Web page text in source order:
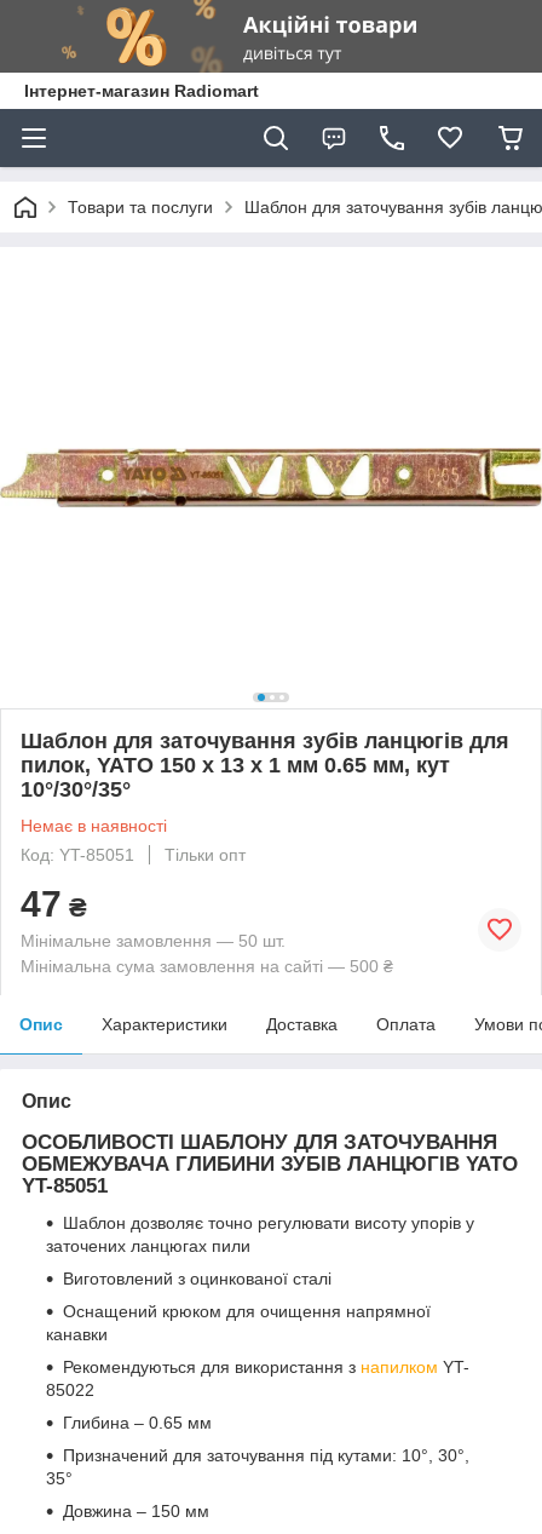
Інтернет-магазин Radiomart
Товари та послуги Шаблон для заточування зубів
Шаблон для заточування зубів ланцюгів для
пилок, YATO 150 х 13 х 1 мм 0.65 мм, кут
10°/30°/35°
Немає в наявності
Код: YT-85051
Тільки опт
47 ₴
Мінімальне замовлення — 50 шт.
Мінімальна сума замовлення на сайті — 500 ₴
Опис Характеристики Доставка Оплата Умови
Опис
ОСОБЛИВОСТІ ШАБЛОНУ ДЛЯ ЗАТОЧУВАННЯ
ОБМЕЖУВАЧА ГЛИБИНИ ЗУБІВ ЛАНЦЮГІВ YATO
YT-85051
Шаблон дозволяє точно регулювати висоту упорів у
заточених ланцюгах пили
Виготовлений з оцинкованої сталі
Оснащений крюком для очищення напрямної
канавки
Рекомендуються для використання з напилком YT-
85022
Глибина – 0.65 мм
Призначений для заточування під кутами: 10°, 30°,
35°
Довжина – 150 мм